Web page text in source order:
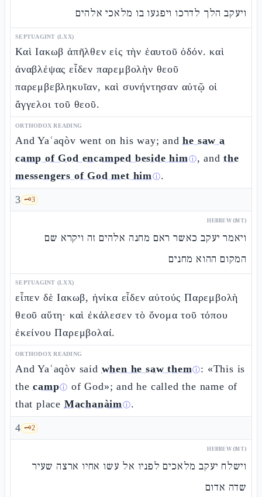
ויעקב הלך לדרכו ויפגעו בו מלאכי אלהים
SEPTUAGINT (LXX)
Καὶ Ιακωβ ἀπῆλθεν εἰς τὴν ἑαυτοῦ ὁδόν. καὶ
ἀναβλέψας εἶδεν παρεμβολὴν θεοῦ
παρεμβεβληκυῖαν, καὶ συνήντησαν αὐτῷ οἱ
ἄγγελοι τοῦ θεοῦ.
ORTHODOX READING
And Yaʿaqòv went on his way; andhe saw a
camp of God encamped beside himⓘ, andthe
messengers of God met himⓘ.
3 🗝️3
HEBREW (MT)
ויאמר יעקב כאשר ראם מחנה אלהים זה ויקרא שם
המקום ההוא מחנים
SEPTUAGINT (LXX)
εἶπεν δὲ Ιακωβ, ἡνίκα εἶδεν αὐτούς Παρεμβολὴ
θεοῦ αὕτη· καὶ ἐκάλεσεν τὸ ὄνομα τοῦ τόπου
ἐκείνου Παρεμβολαί.
ORTHODOX READING
And Yaʿaqòv said when he saw themⓘ: «This is
thecampⓘ of God»; and he called the name of
that place Machanàimⓘ.
4 🗝️2
HEBREW (MT)
וישלח יעקב מלאכים לפניו אל עשו אחיו ארצה שעיר
שדה אדום